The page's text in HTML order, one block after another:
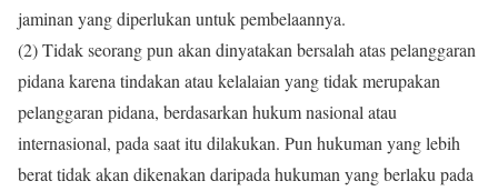
jaminan yang diperlukan untuk pembelaannya.
(2) Tidak seorang pun akan dinyatakan bersalah atas pelanggaran
pidana karena tindakan atau kelalaian yang tidak merupakan
pelanggaran pidana, berdasarkan hukum nasional atau
internasional, pada saat itu dilakukan. Pun hukuman yang lebih
berat tidak akan dikenakan daripada hukuman yang berlaku pada